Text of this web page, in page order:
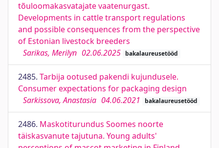
tõuloomakasvatajate vaatenurgast.
Developments in cattle transport regulations
and possible consequences from the perspective
of Estonian livestock breeders
Sarikas, Merilyn 02.06.2025 bakalaureusetööd
2485. Tarbija ootused pakendi kujundusele.
Consumer expectations for packaging design
Sarkissova, Anastasia 04.06.2021 bakalaureusetööd
2486. Maskotiturundus Soomes noorte
täiskasvanute tajutuna. Young adults'